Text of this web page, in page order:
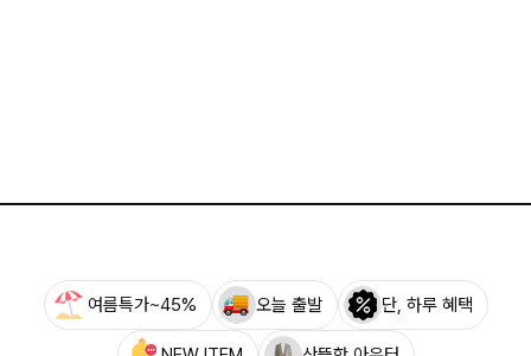
여름특가~45% 오늘 출발 단, 하루 혜택